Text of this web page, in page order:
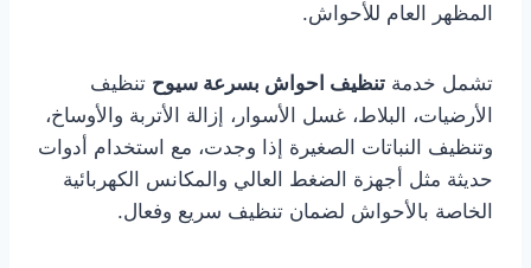
المظهر العام للأحواش.
تشمل خدمة تنظيف احواش بسرعة سيوح تنظيف
الأرضيات، البلاط، غسل الأسوار، إزالة الأتربة والأوساخ،
وتنظيف النباتات الصغيرة إذا وجدت، مع استخدام أدوات
حديثة مثل أجهزة الضغط العالي والمكانس الكهربائية
الخاصة بالأحواش لضمان تنظيف سريع وفعال.